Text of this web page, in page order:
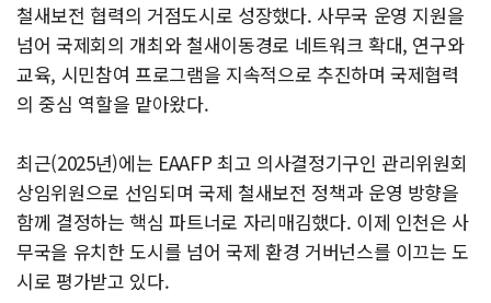
철새보전 협력의 거점도시로 성장했다. 사무국 운영 지원을
넘어 국제회의 개최와 철새이동경로 네트워크 확대, 연구와
교육, 시민참여 프로그램을 지속적으로 추진하며 국제협력
의 중심 역할을 맡아왔다.
최근(2025년)에는 EAAFP 최고 의사결정기구인 관리위원회
상임위원으로 선임되며 국제 철새보전 정책과 운영 방향을
함께 결정하는 핵심 파트너로 자리매김했다. 이제 인천은 사
무국을 유치한 도시를 넘어 국제 환경 거버넌스를 이끄는 도
시로 평가받고 있다.